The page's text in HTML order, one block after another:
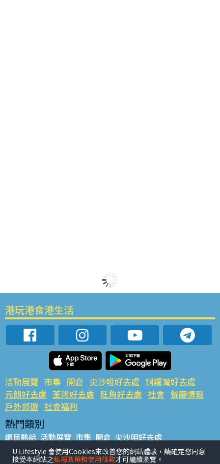
港玩港食港生活
活動展覽 市集 開倉 尖沙咀好去處 銅鑼灣好去處
元朗好去處 荃灣好去處 旺角好去處 社會 餐廳情報
戶外郊遊 社會福利
熱門類別
網民熱話 活動展覽 市集 開倉 尖沙咀好去處
銅鑼灣好去處 元朗好去處 荃灣好去處 旺角好去處 社會
餐廳情報 戶外郊遊
U Lifestyle 會使用Cookies來改善您的網站體驗，請確定您同意
接受本網站之私隱政策和使用條款才可繼續瀏覽。